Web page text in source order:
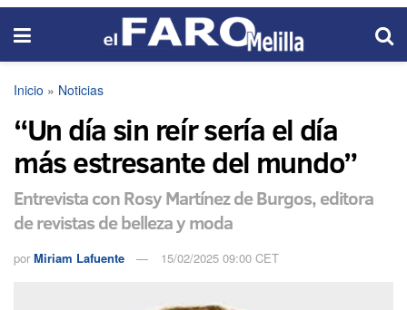
Inicio » Noticias
“Un día sin reír sería el día
más estresante del mundo”
Entrevista con Rosy Martínez de Burgos, editora
de revistas de belleza y moda
por Miriam Lafuente 15/02/2025 09:00 CET